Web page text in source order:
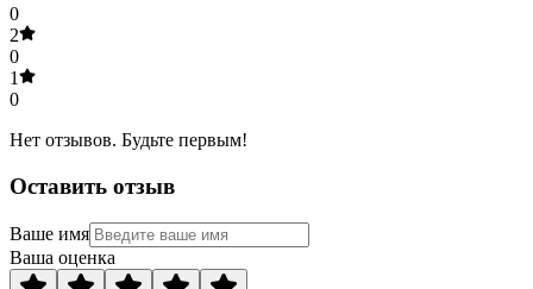
0
2
0
1
0
Нет отзывов. Будьте первым!
Оставить отзыв
Ваше имя
Ваша оценка